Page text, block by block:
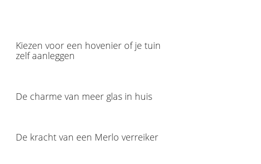
Kiezen voor een hovenier of je tuin
zelf aanleggen
De charme van meer glas in huis
De kracht van een Merlo verreiker